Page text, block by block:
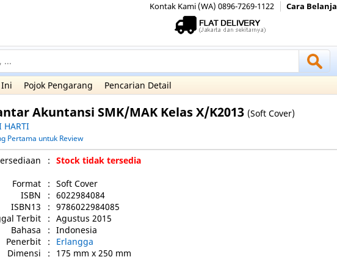
Kontak Kami (WA) 0896-7269-1122 Cara Belanja
Ini Pojok Pengarang Pencarian Detail
Akuntansi SMK/MAK Kelas X/K2013 (Soft Cover)
HARTI
Pertama untuk Review
: Stock tidak tersedia
Format
: Soft Cover
ISBN
: 6022984084
ISBN13
: 9786022984085
Terbit
: Agustus 2015
Bahasa
: Indonesia
Penerbit
:
Erlangga
Dimensi
: 175 mm x 250 mm